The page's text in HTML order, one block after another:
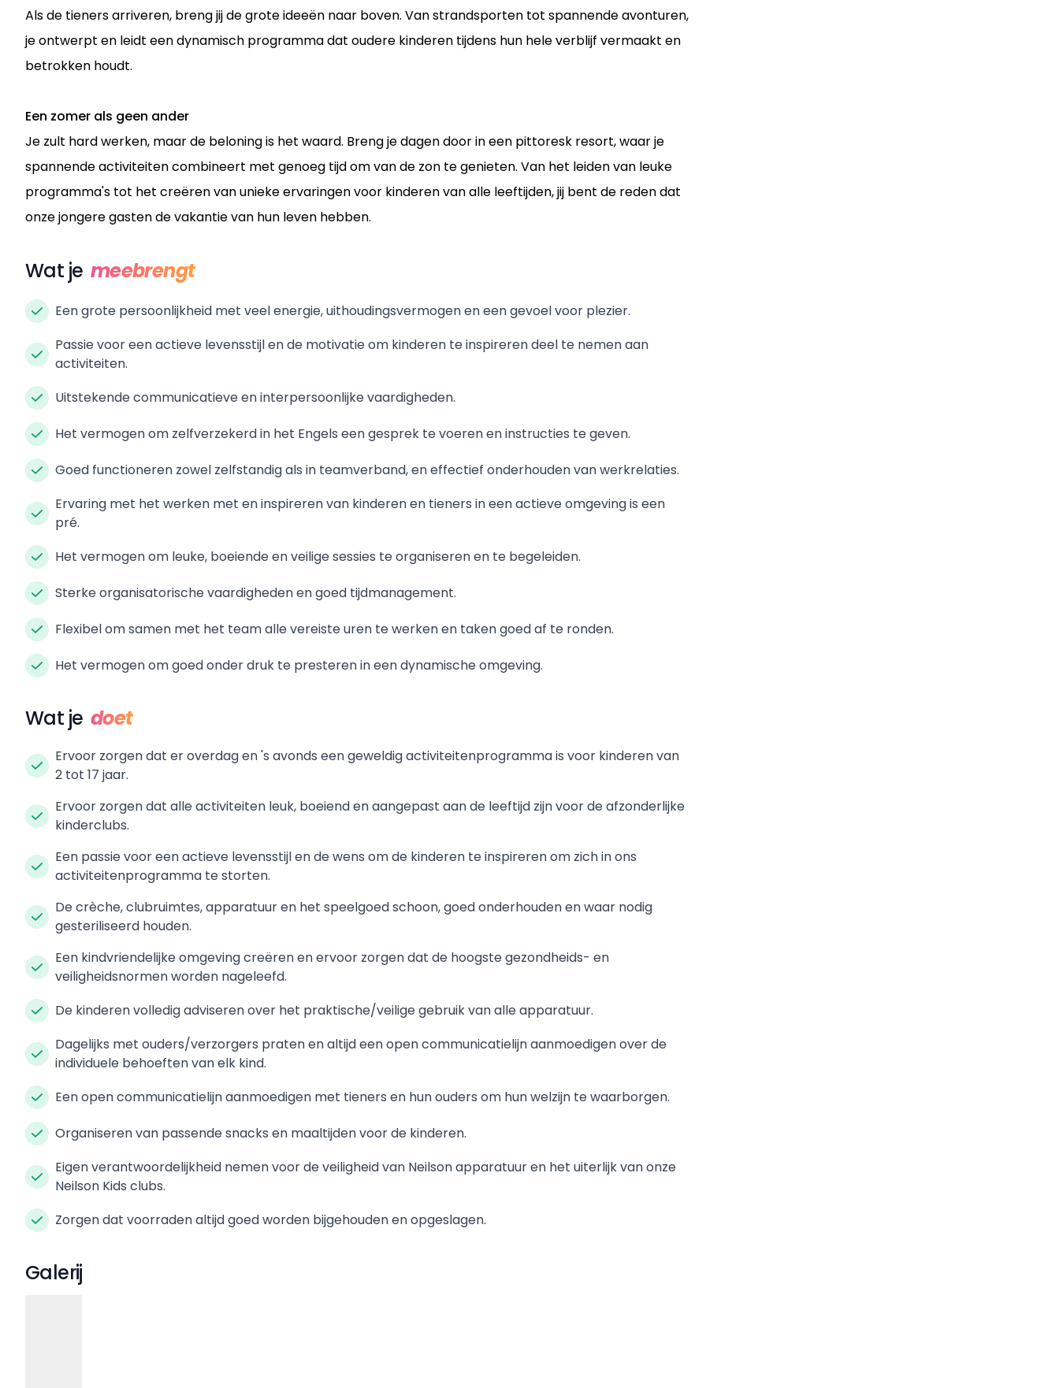
Als de tieners arriveren, breng jij de grote ideeën naar boven. Van strandsporten tot spannende avonturen,
je ontwerpt en leidt een dynamisch programma dat oudere kinderen tijdens hun hele verblijf vermaakt en
betrokken houdt.
Een zomer als geen ander
Je zult hard werken, maar de beloning is het waard. Breng je dagen door in een pittoresk resort, waar je
spannende activiteiten combineert met genoeg tijd om van de zon te genieten. Van het leiden van leuke
programma's tot het creëren van unieke ervaringen voor kinderen van alle leeftijden, jij bent de reden dat
onze jongere gasten de vakantie van hun leven hebben.
Wat je meebrengt
Een grote persoonlijkheid met veel energie, uithoudingsvermogen en een gevoel voor plezier.
Passie voor een actieve levensstijl en de motivatie om kinderen te inspireren deel te nemen aan
activiteiten.
Uitstekende communicatieve en interpersoonlijke vaardigheden.
Het vermogen om zelfverzekerd in het Engels een gesprek te voeren en instructies te geven.
Goed functioneren zowel zelfstandig als in teamverband, en effectief onderhouden van werkrelaties.
Ervaring met het werken met en inspireren van kinderen en tieners in een actieve omgeving is een
pré.
Het vermogen om leuke, boeiende en veilige sessies te organiseren en te begeleiden.
Sterke organisatorische vaardigheden en goed tijdmanagement.
Flexibel om samen met het team alle vereiste uren te werken en taken goed af te ronden.
Het vermogen om goed onder druk te presteren in een dynamische omgeving.
Wat je doet
Ervoor zorgen dat er overdag en 's avonds een geweldig activiteitenprogramma is voor kinderen van
2 tot 17 jaar.
Ervoor zorgen dat alle activiteiten leuk, boeiend en aangepast aan de leeftijd zijn voor de afzonderlijke
kinderclubs.
Een passie voor een actieve levensstijl en de wens om de kinderen te inspireren om zich in ons
activiteitenprogramma te storten.
De crèche, clubruimtes, apparatuur en het speelgoed schoon, goed onderhouden en waar nodig
gesteriliseerd houden.
Een kindvriendelijke omgeving creëren en ervoor zorgen dat de hoogste gezondheids- en
veiligheidsnormen worden nageleefd.
De kinderen volledig adviseren over het praktische/veilige gebruik van alle apparatuur.
Dagelijks met ouders/verzorgers praten en altijd een open communicatielijn aanmoedigen over de
individuele behoeften van elk kind.
Een open communicatielijn aanmoedigen met tieners en hun ouders om hun welzijn te waarborgen.
Organiseren van passende snacks en maaltijden voor de kinderen.
Eigen verantwoordelijkheid nemen voor de veiligheid van Neilson apparatuur en het uiterlijk van onze
Neilson Kids clubs.
Zorgen dat voorraden altijd goed worden bijgehouden en opgeslagen.
Galerij